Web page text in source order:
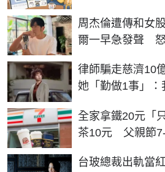
周杰倫遭傳和女
爾一早急發聲
律師騙走慈濟10
她「勤做1事」：
全家拿鐵20元「
茶10元 父親節
台玻總裁出軌當